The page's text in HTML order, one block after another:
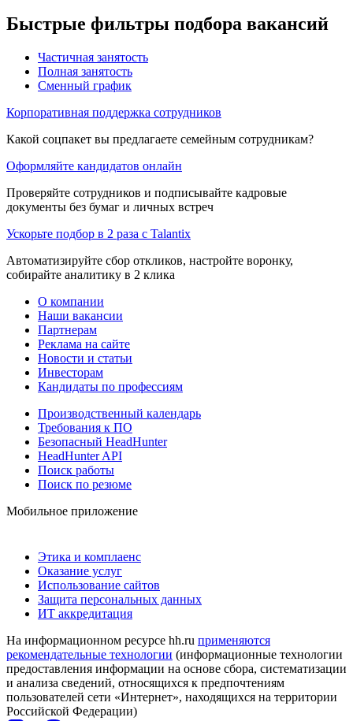
Быстрые фильтры подбора вакансий
Частичная занятость
Полная занятость
Сменный график
Корпоративная поддержка сотрудников
Какой соцпакет вы предлагаете семейным сотрудникам?
Оформляйте кандидатов онлайн
Проверяйте сотрудников и подписывайте кадровые
документы без бумаг и личных встреч
Ускорьте подбор в 2 раза с Talantix
Автоматизируйте сбор откликов, настройте воронку,
собирайте аналитику в 2 клика
О компании
Наши вакансии
Партнерам
Реклама на сайте
Новости и статьи
Инвесторам
Кандидаты по профессиям
Производственный календарь
Требования к ПО
Безопасный HeadHunter
HeadHunter API
Поиск работы
Поиск по резюме
Мобильное приложение
Этика и комплаенс
Оказание услуг
Использование сайтов
Защита персональных данных
ИТ аккредитация
На информационном ресурсе hh.ru применяются
рекомендательные технологии (информационные технологии
предоставления информации на основе сбора, систематизации
и анализа сведений, относящихся к предпочтениям
пользователей сети «Интернет», находящихся на территории
Российской Федерации)